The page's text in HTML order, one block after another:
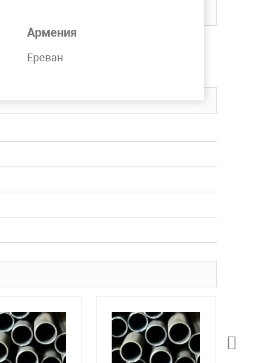
Армения
Ереван
на складе компании MetPromKo.
в любой регион СНГ.